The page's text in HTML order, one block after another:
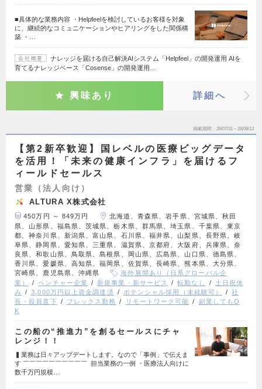
■具体的な業務内容 ・Helpfeelを検討しているお客様を対象
に、継続的なコミュニケーションやヒアリングをした関係構
築 ・…
会社概要
ナレッジを届ける自己解決AIシステム「Helpfeel」の開発運用 AIを
育てるナレッジベース「Cosense」の開発運用…
興味あり 詳細へ
掲載期間 26/07/31～26/08/13
【第2新卒歓迎】国レベルの医療ビッグデータ
を活用！「未来の健康インフラ」を届けるフ
ィールドセールス
営業（法人向け）
ALTURA X株式会社
450万円 ～ 849万円
北海道、青森県、岩手県、宮城県、秋田
県、山形県、福島県、茨城県、栃木県、群馬県、埼玉県、千葉県、東京
都、神奈川県、新潟県、富山県、石川県、福井県、山梨県、長野県、岐
阜県、静岡県、愛知県、三重県、滋賀県、京都府、大阪府、兵庫県、奈
良県、和歌山県、鳥取県、島根県、岡山県、広島県、山口県、徳島県、
香川県、愛媛県、高知県、福岡県、佐賀県、長崎県、熊本県、大分県、
宮崎県、鹿児島県、沖縄県
海外展開あり（日系グローバル企
業）
ベンチャー企業 新規事業・新サービス 転勤なし
土日祝休
み
3,000万円以上資金調達済 ポテンシャル採用（未経験可）
社
長・役員直下
フレックス勤務 リモートワーク可能
副業してもO
K
この船の“推進力”を創るセールスにチャ
レンジ！！
▍業務は日々アップデートします。なので「事例」で伝えま
す ￣￣￣￣￣￣￣￣￣￣ 担当業務の一例 ・医療法人向けに
数千万円規模…